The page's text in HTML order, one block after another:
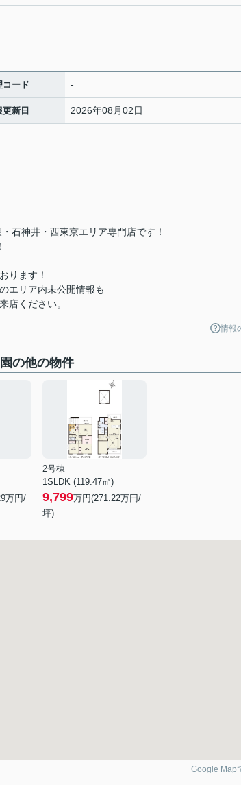
コード -
更新日 2026年08月02日
石神井・西東京エリア専門店です！
ります！
エリア内未公開情報も
店ください。
情報
の他の物件
万円/
2号棟
1SLDK (119.47㎡)
9,799万円(271.22万円/
坪)
Google Map